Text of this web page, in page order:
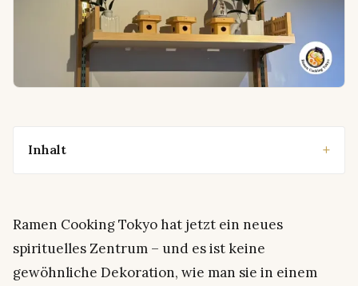
Inhalt
Ramen Cooking Tokyo hat jetzt ein neues
spirituelles Zentrum – und es ist keine
gewöhnliche Dekoration, wie man sie in einem